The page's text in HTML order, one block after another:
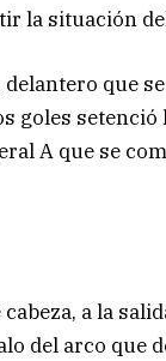
la situación
que
goles
A que se
a la
del arco que